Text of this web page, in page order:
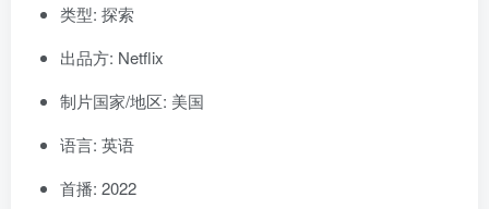
类型: 探索
出品方: Netflix
制片国家/地区: 美国
语言: 英语
首播: 2022